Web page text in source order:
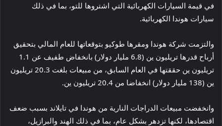
في قيمة السيارات الكهربائية التي اشتروها للتو، بما في ذلك
سيارات هوندا الكهربائية.
والتزمت شركة هوندا ومقرها طوكيو بتوقعاتها للعام المالي بتحقيق
أرباح قدرها تريليون ين (6.8 مليار دولار) بانخفاض طفيف عن 1.1
تريليون ين حققتها في العام السابق، من مبيعات بلغت 20.3 تريليون
ين (138 مليار دولار) انخفاضا من 20.4 تريليون ين.
وانخفضت مبيعات الدراجات النارية من هوندا في تايلاند بسبب ضعف
اقتصادها، لكنها تزدهر بشكل عام، بما في ذلك الهند والبرازيل،